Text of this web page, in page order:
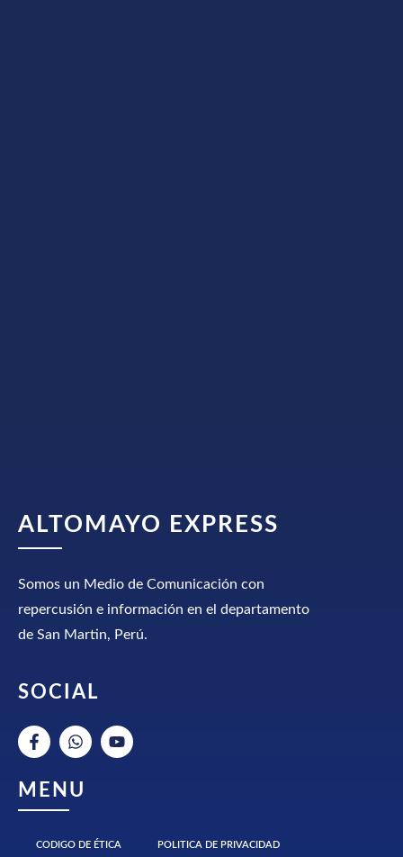
ALTOMAYO EXPRESS
Somos un Medio de Comunicación con
repercusión e información en el departamento
de San Martin, Perú.
SOCIAL
MENU
CODIGO DE ÉTICA POLITICA DE PRIVACIDAD